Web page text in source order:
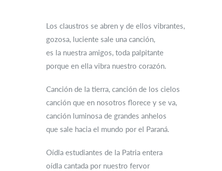
Los claustros se abren y de ellos vibrantes,
gozosa, luciente sale una canción,
es la nuestra amigos, toda palpitante
porque en ella vibra nuestro corazón.
Canción de la tierra, canción de los cielos
canción que en nosotros florece y se va,
canción luminosa de grandes anhelos
que sale hacia el mundo por el Paraná.
Oídla estudiantes de la Patria entera
oídla cantada por nuestro fervor